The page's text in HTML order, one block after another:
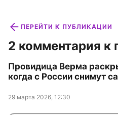
ПЕРЕЙТИ К ПУБЛИКАЦИИ
2 комментария к
Провидица Верма
когда с России снимут
29 марта 2026, 12:30